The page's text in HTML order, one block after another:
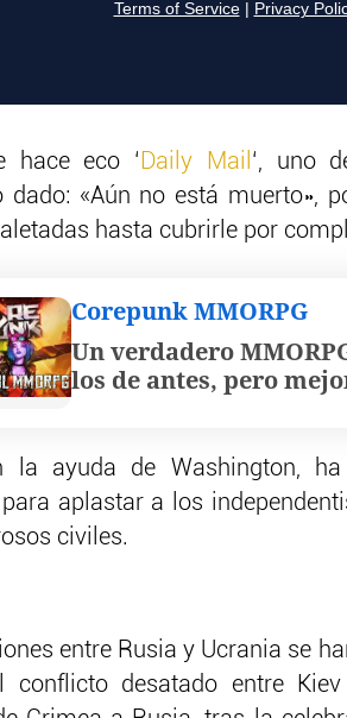
hace eco ‘ Daily Mail ‘, uno
dado: «Aún no está muerto»,
hasta cubrirle por
Corepunk MMORPG
Un verdadero
los de antes, pero
la ayuda de Washington,
aplastar a los
civiles.
entre Rusia y Ucrania se
conflicto desatado entre